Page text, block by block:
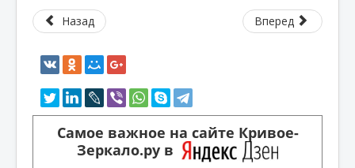
Назад Вперед
Самое важное на сайте Кривое-
Зеркало.ру в